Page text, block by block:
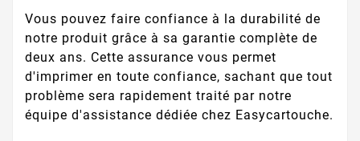
Vous pouvez faire confiance à la durabilité de
notre produit grâce à sa garantie complète de
deux ans. Cette assurance vous permet
d'imprimer en toute confiance, sachant que tout
problème sera rapidement traité par notre
équipe d'assistance dédiée chez Easycartouche.